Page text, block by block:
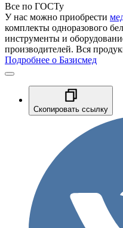
Все по ГОСТу
У нас можно приобрести
комплекты одноразового
инструменты и
производителей. Вся
Подробнее о Базисмед
Скопировать ссылку